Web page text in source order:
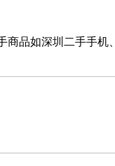
商品如深圳二手手机